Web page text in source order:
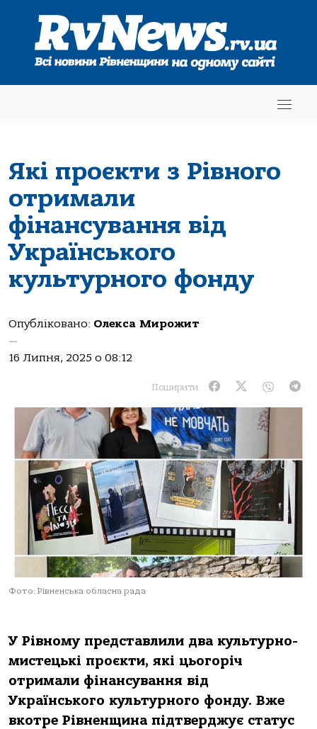
Які проєкти з Рівного
отримали
фінансування від
Українського
культурного фонду
Опубліковано: Олекса Мирожит
—
16 Липня, 2025 о 08:12
Поширити:
Фото: Рівненська обласна рада
У Рівному представлили два культурно-
мистецькі проєкти, які цьогоріч
отримали фінансування від
Українського культурного фонду. Вже
вкотре Рівненщина підтверджує статус